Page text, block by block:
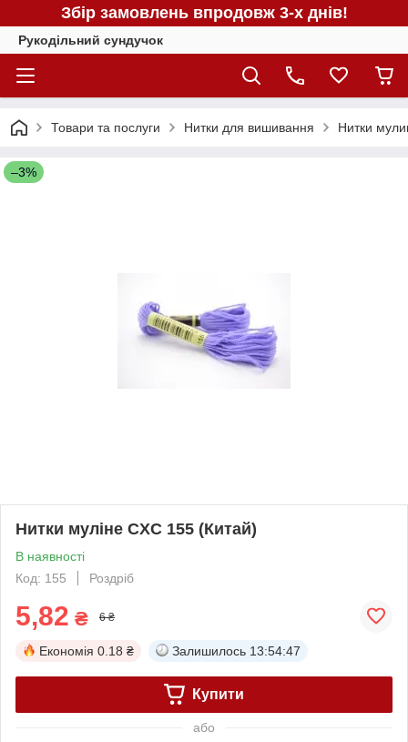
Збір замовлень впродовж 3-х днів!
Рукодільний сундучок
Товари та послуги Нитки для вишивання Нитки
–3%
Нитки муліне CXC 155 (Китай)
В наявності
Код: 155
Роздріб
5,82 ₴ 6 ₴
Економія 0.18 ₴ Залишилось 13:54:47
Купити
або